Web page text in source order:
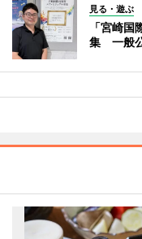
見る・遊ぶ
「宮崎
集 一般